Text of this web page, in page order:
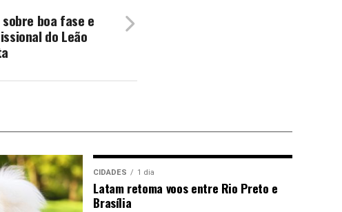
boa fase e
do Leão
CIDADES 1 dia
Latam retoma voos entre Rio Preto e
Brasília